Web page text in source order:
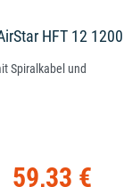
HFT 12 1200
Spiralkabel und
59,33 €